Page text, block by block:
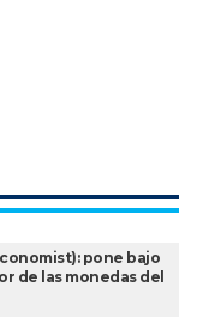
pone bajo
de las monedas del